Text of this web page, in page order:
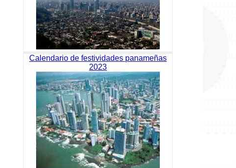
Calendario de festividades panameñas
2023